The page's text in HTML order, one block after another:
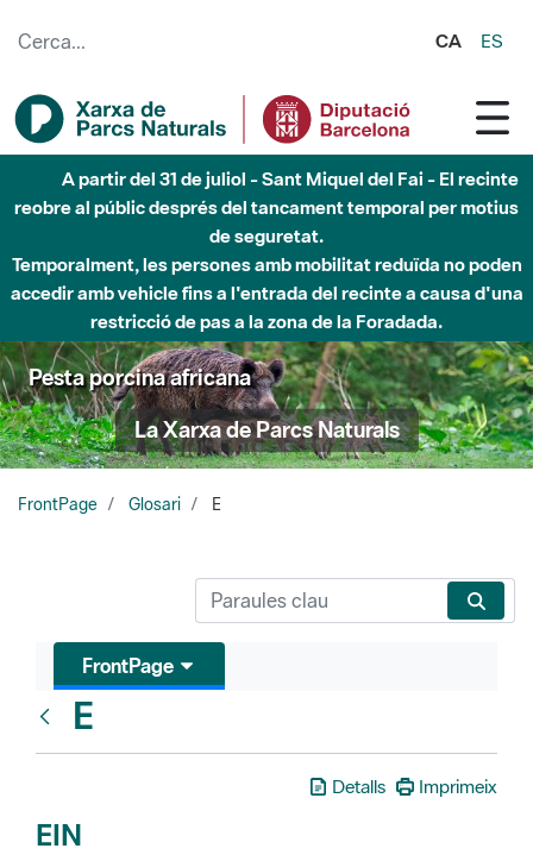
CA ES
A partir del 31 de juliol - Sant Miquel del Fai - El recinte
reobre al públic després del tancament temporal per motius
de seguretat.
Temporalment, les persones amb mobilitat reduïda no poden
accedir amb vehicle fins a l'entrada del recinte a causa d'una
restricció de pas a la zona de la Foradada.
Pesta porcina africana
La Xarxa de Parcs Naturals
FrontPage Glosari E
FrontPage
E
Detalls Imprimeix
EIN